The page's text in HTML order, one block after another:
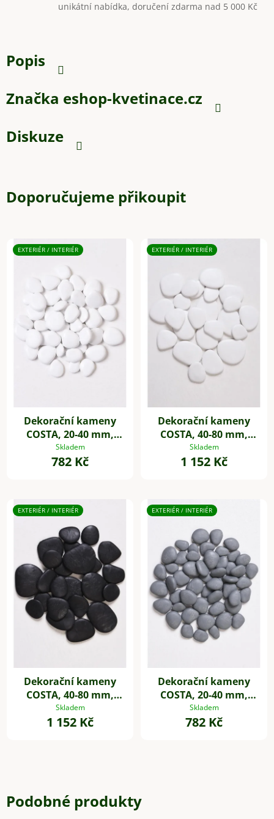
unikátní nabídka, doručení zdarma nad 5 000 Kč
Popis
Značka eshop-kvetinace.cz
Diskuze
Doporučujeme přikoupit
EXTERIÉR / INTERIÉR
Dekorační kameny
COSTA, 20-40 mm,
plast, bílá
Skladem
782 Kč
EXTERIÉR / INTERIÉR
Dekorační kameny
COSTA, 40-80 mm,
plast, bílá
Skladem
1 152 Kč
EXTERIÉR / INTERIÉR
Dekorační kameny
COSTA, 40-80 mm,
plast, černá
Skladem
1 152 Kč
EXTERIÉR / INTERIÉR
Dekorační kameny
COSTA, 20-40 mm,
plast, šedá
Skladem
782 Kč
Podobné produkty